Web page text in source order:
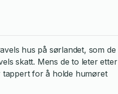
hus på sørlandet, som de
skatt. Mens de to leter etter
tappert for å holde humøret